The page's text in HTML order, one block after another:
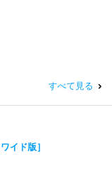
すべて見る
イド版］